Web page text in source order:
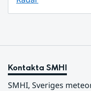
Kontakta SMHI
SMHI, Sveriges